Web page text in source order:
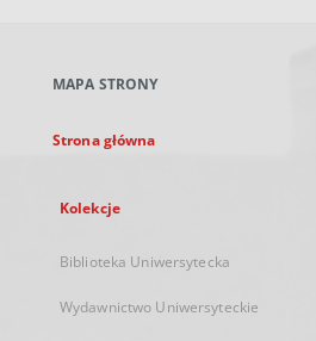
karcie
MAPA STRONY
Strona główna
Kolekcje
Biblioteka Uniwersytecka
Wydawnictwo Uniwersyteckie